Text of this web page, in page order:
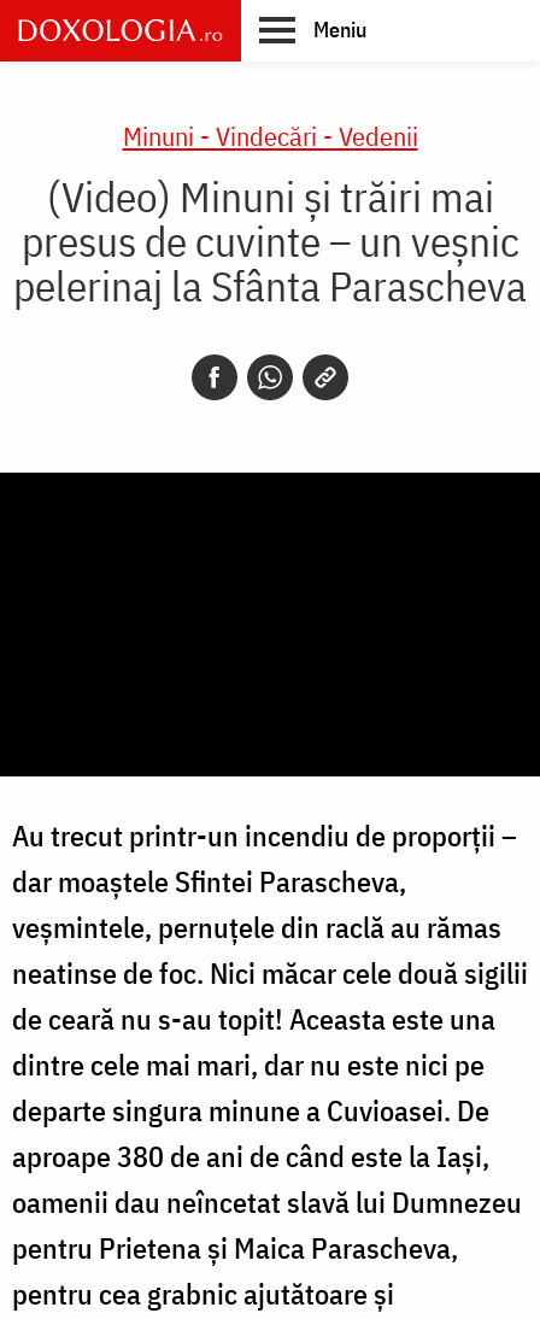
Skip
to
main
Meniu
Minuni - Vindecări - Vedenii
(Video) Minuni și trăiri mai
presus de cuvinte – un veșnic
pelerinaj la Sfânta Parascheva
Au trecut printr-un incendiu de proporții –
dar moaștele Sfintei Parascheva,
veșmintele, pernuțele din raclă au rămas
neatinse de foc. Nici măcar cele două sigilii
de ceară nu s-au topit! Aceasta este una
dintre cele mai mari, dar nu este nici pe
departe singura minune a Cuvioasei. De
aproape 380 de ani de când este la Iași,
oamenii dau neîncetat slavă lui Dumnezeu
pentru Prietena și Maica Parascheva,
pentru cea grabnic ajutătoare și